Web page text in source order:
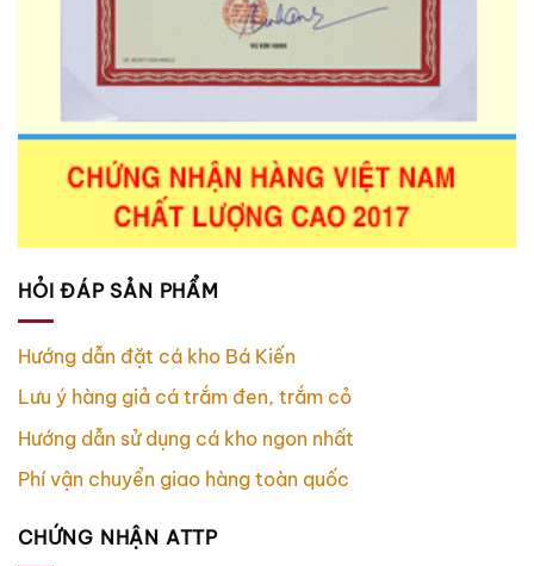
HỎI ĐÁP SẢN PHẨM
Hướng dẫn đặt cá kho Bá Kiến
Lưu ý hàng giả cá trắm đen, trắm cỏ
Hướng dẫn sử dụng cá kho ngon nhất
Phí vận chuyển giao hàng toàn quốc
CHỨNG NHẬN ATTP